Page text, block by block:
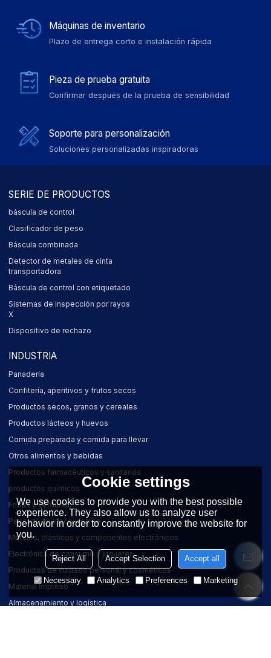
Máquinas de inventario
Plazo de entrega corto e instalación rápida
Pieza de prueba gratuita
Confirmar después de la prueba de sensibilidad
Soporte para personalización
Soluciones personalizadas inspiradoras
SERIE DE PRODUCTOS
báscula de control
Clasificador de peso
Báscula combinada
Detector de metales de cinta
transportadora
Báscula de control con etiquetado
Sistemas de inspección por rayos
X
Dispositivo de rechazo
INDUSTRIA
Panadería
Confitería, aperitivos y frutos secos
Productos secos, granos y cereales
Productos lácteos y huevos
Comida preparada y comida para llevar
Otros alimentos y bebidas
Productos farmacéuticos y sanitarios
productos químicos
Frutas y verduras
Pescado, marisco y carne
Metales, plásticos y componentes electrónicos
Electrónica de consumo y juguetes
Productos de cuidado personal y cosméticos
Material impreso
Almacenamiento y logística
Cookie settings
We use cookies to provide you with the best possible
experience. They also allow us to analyze user
behavior in order to constantly improve the website for
you.
Reject All Accept Selection Accept all
Necessary Analytics Preferences Marketing